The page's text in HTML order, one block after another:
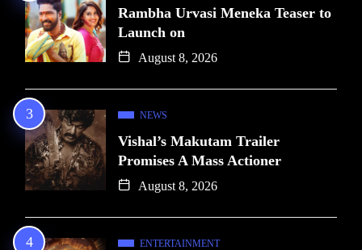
Rambha Urvasi Meneka Teaser to
Launch on
August 8, 2026
NEWS
Vishal’s Makutam Trailer
Promises A Mass Actioner
August 8, 2026
ENTERTAINMENT